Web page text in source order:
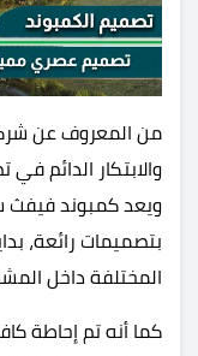
من المعروف عن شركة
والابتكار الدائم في
ويعد كمبوند فيفث
بتصميمات رائعة،
المختلفة داخل
كما أنه تم إحاطة